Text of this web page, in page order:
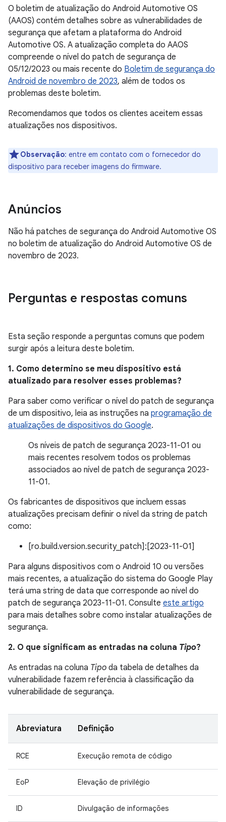
O boletim de atualização do Android Automotive OS
(AAOS) contém detalhes sobre as vulnerabilidades de
segurança que afetam a plataforma do Android
Automotive OS. A atualização completa do AAOS
compreende o nível do patch de segurança de
05/12/2023 ou mais recente do Boletim de segurança do
Android de novembro de 2023, além de todos os
problemas deste boletim.
Recomendamos que todos os clientes aceitem essas
atualizações nos dispositivos.
Observação: entre em contato com o fornecedor do
dispositivo para receber imagens do firmware.
Anúncios
Não há patches de segurança do Android Automotive OS
no boletim de atualização do Android Automotive OS de
novembro de 2023.
Perguntas e respostas comuns
Esta seção responde a perguntas comuns que podem
surgir após a leitura deste boletim.
1. Como determino se meu dispositivo está
atualizado para resolver esses problemas?
Para saber como verificar o nível do patch de segurança
de um dispositivo, leia as instruções na programação de
atualizações de dispositivos do Google.
Os níveis de patch de segurança 2023-11-01 ou
mais recentes resolvem todos os problemas
associados ao nível de patch de segurança 2023-
11-01.
Os fabricantes de dispositivos que incluem essas
atualizações precisam definir o nível da string de patch
como:
[ro.build.version.security_patch]:[2023-11-01]
Para alguns dispositivos com o Android 10 ou versões
mais recentes, a atualização do sistema do Google Play
terá uma string de data que corresponde ao nível do
patch de segurança 2023-11-01. Consulte este artigo
para mais detalhes sobre como instalar atualizações de
segurança.
2. O que significam as entradas na coluna Tipo?
As entradas na coluna Tipo da tabela de detalhes da
vulnerabilidade fazem referência à classificação da
vulnerabilidade de segurança.
Abreviatura Definição
RCE Execução remota de código
EoP Elevação de privilégio
ID Divulgação de informações